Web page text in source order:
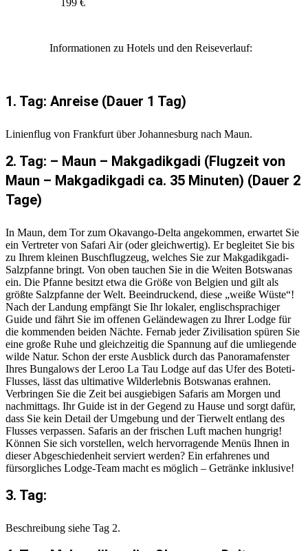
199 €
Informationen zu Hotels und den Reiseverlauf:
1. Tag: Anreise (Dauer 1 Tag)
Linienflug von Frankfurt über Johannesburg nach Maun.
2. Tag: – Maun – Makgadikgadi (Flugzeit von
Maun – Makgadikgadi ca. 35 Minuten) (Dauer 2
Tage)
In Maun, dem Tor zum Okavango-Delta angekommen, erwartet Sie
ein Vertreter von Safari Air (oder gleichwertig). Er begleitet Sie bis
zu Ihrem kleinen Buschflugzeug, welches Sie zur Makgadikgadi-
Salzpfanne bringt. Von oben tauchen Sie in die Weiten Botswanas
ein. Die Pfanne besitzt etwa die Größe von Belgien und gilt als
größte Salzpfanne der Welt. Beeindruckend, diese „weiße Wüste“!
Nach der Landung empfängt Sie Ihr lokaler, englischsprachiger
Guide und fährt Sie im offenen Geländewagen zu Ihrer Lodge für
die kommenden beiden Nächte. Fernab jeder Zivilisation spüren Sie
eine große Ruhe und gleichzeitig die Spannung auf die umliegende
wilde Natur. Schon der erste Ausblick durch das Panoramafenster
Ihres Bungalows der Leroo La Tau Lodge auf das Ufer des Boteti-
Flusses, lässt das ultimative Wilderlebnis Botswanas erahnen.
Verbringen Sie die Zeit bei ausgiebigen Safaris am Morgen und
nachmittags. Ihr Guide ist in der Gegend zu Hause und sorgt dafür,
dass Sie kein Detail der Umgebung und der Tierwelt entlang des
Flusses verpassen. Safaris an der frischen Luft machen hungrig!
Können Sie sich vorstellen, welch hervorragende Menüs Ihnen in
dieser Abgeschiedenheit serviert werden? Ein erfahrenes und
fürsorgliches Lodge-Team macht es möglich – Getränke inklusive!
3. Tag:
Beschreibung siehe Tag 2.